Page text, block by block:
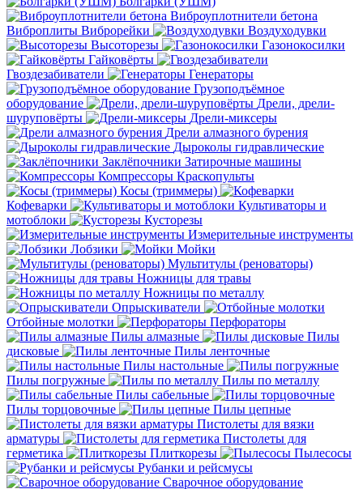
Виброуплотнители бетона
Виброплиты Виброрейки
Воздуходувки
Высоторезы
Газонокосилки
Гайковёрты
Гвоздезабиватели
Генераторы
Грузоподъёмное
оборудование
Дрели, дрели-
шуруповёрты
Дрели-миксеры
Дрели алмазного бурения
Дыроколы гидравлические
Заклёпочники Затирочные машины
Компрессоры Краскопульты
Косы (триммеры)
Кофеварки
Культиваторы и
мотоблоки
Кусторезы
Измерительные инструменты
Лобзики
Мойки
Мультитулы (реноваторы)
Ножницы для травы
Ножницы по металлу
Опрыскиватели
Отбойные молотки
Перфораторы
Пилы алмазные
Пилы
дисковые
Пилы ленточные
Пилы настольные
Пилы погружные
Пилы по металлу
Пилы сабельные
Пилы торцовочные
Пилы цепные
Пистолеты для вязки
арматуры
Пистолеты для
герметика
Плиткорезы
Пылесосы
Рубанки и рейсмусы
Сварочное оборудование